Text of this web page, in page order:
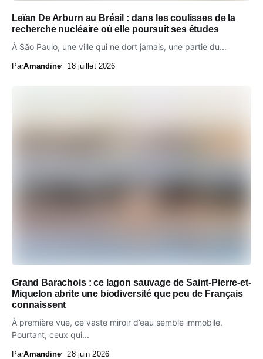
Leïan De Arburn au Brésil : dans les coulisses de la
recherche nucléaire où elle poursuit ses études
À São Paulo, une ville qui ne dort jamais, une partie du...
ParAmandine 18 juillet 2026
Grand Barachois : ce lagon sauvage de Saint-Pierre-et-
Miquelon abrite une biodiversité que peu de Français
connaissent
À première vue, ce vaste miroir d’eau semble immobile.
Pourtant, ceux qui...
ParAmandine 28 juin 2026